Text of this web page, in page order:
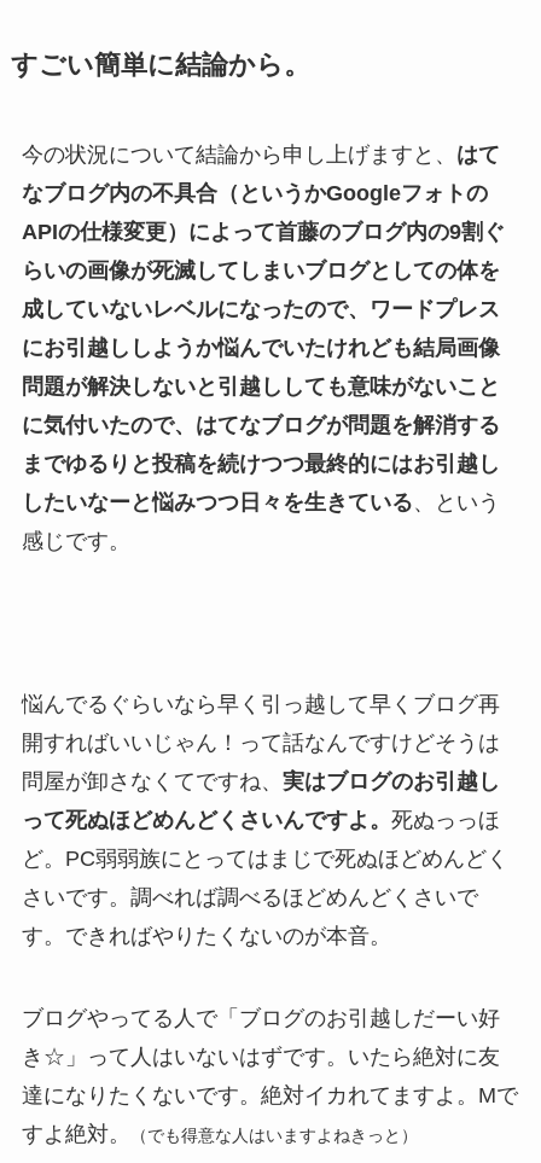
すごい簡単に結論から。
今の状況について結論から申し上げますと、 はて
なブログ内の不具合（というかGoogleフォトの
APIの仕様変更）によって首藤のブログ内の9割ぐ
らいの画像が死滅してしまいブログとしての体を
成していないレベルになったので、ワードプレス
にお引越ししようか悩んでいたけれども結局画像
問題が解決しないと引越ししても意味がないこと
に気付いたので、はてなブログが問題を解消する
までゆるりと投稿を続けつつ最終的にはお引越し
したいなーと悩みつつ日々を生きている、という
感じです。
悩んでるぐらいなら早く引っ越して早くブログ再
開すればいいじゃん！って話なんですけどそうは
問屋が卸さなくてですね、 実はブログのお引越し
って死ぬほどめんどくさいんですよ。 死ぬっっほ
ど。PC弱弱族にとってはまじで死ぬほどめんどく
さいです。調べれば調べるほどめんどくさいで
す。できればやりたくないのが本音。
ブログやってる人で「ブログのお引越しだーい好
き☆」って人はいないはずです。いたら絶対に友
達になりたくないです。絶対イカれてますよ。Mで
すよ絶対。
（でも得意な人はいますよねきっと）